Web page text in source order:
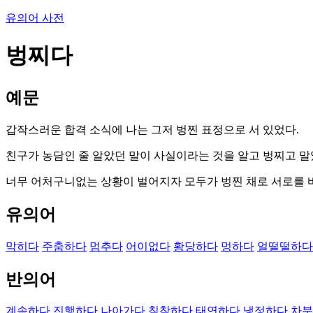
유의어 사전
벙찌다
예문
갑작스러운 합격 소식에 나는 그저 벙찐 표정으로 서 있었다.
친구가 농담인 줄 알았던 말이 사실이라는 것을 알고 벙찌고 말
너무 어처구니없는 상황이 벌어지자 모두가 벙찐 채로 서로를
유의어
막히다 주춤하다 멈추다 어이없다 황당하다 멍하다 얼떨떨하다
반의어